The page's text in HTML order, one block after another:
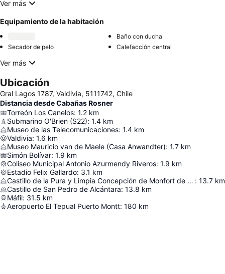
Ver más
Equipamiento de la habitación
Baño con ducha
Secador de pelo
Calefacción central
Ver más
Ubicación
Gral Lagos 1787, Valdivia, 5111742, Chile
Distancia desde Cabañas Rosner
Torreón Los Canelos: 1.2 km
Submarino O'Brien (S22): 1.4 km
Museo de las Telecomunicaciones: 1.4 km
Valdivia: 1.6 km
Museo Mauricio van de Maele (Casa Anwandter): 1.7 km
Simón Bolívar: 1.9 km
Coliseo Municipal Antonio Azurmendy Riveros: 1.9 km
Estadio Felix Gallardo: 3.1 km
Castillo de la Pura y Limpia Concepción de Monfort de Lemus : 13.7 km
Castillo de San Pedro de Alcántara: 13.8 km
Máfil: 31.5 km
Aeropuerto El Tepual Puerto Montt: 180 km